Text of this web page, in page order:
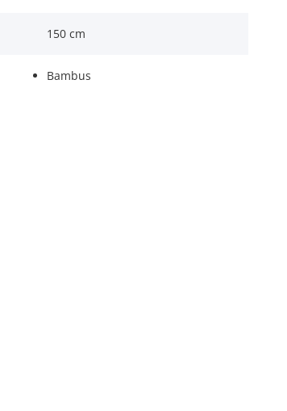
150 cm
Bambus